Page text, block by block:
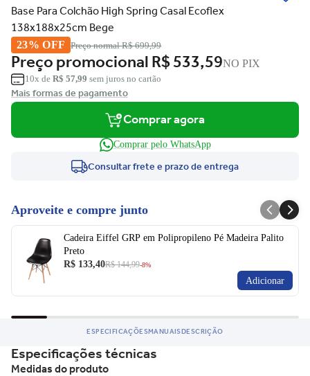
Base Para Colchão High Spring Casal Ecoflex
138x188x25cm Bege
23% OFF Preço normalR$ 699,99
Preço promocionalR$ 533,59NO PIX
10x de R$ 57,99 sem juros no cartão
Mais formas de pagamento
Comprar agora
Comprar pelo WhatsApp
Consultar frete e prazo de entrega
Aproveite e compre junto
Cadeira Eiffel GRP em Polipropileno Pé Madeira Palito
Preto
R$ 133,40R$ 144,99-8%
Adicionar
ESPECIFICAÇÕESMANUAISDESCRIÇÃO
Especificações técnicas
Medidas do produto